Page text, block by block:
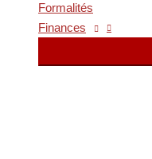
Formalités
Finances